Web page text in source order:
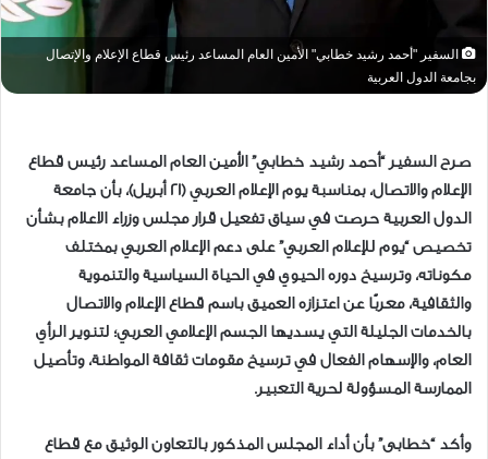
السفير "أحمد رشيد خطابي" الأمين العام المساعد رئيس قطاع الإعلام والإتصال
بجامعة الدول العربية
صرح السفير “أحمد رشيد خطابي” الأمين العام المساعد رئيس قطاع
الإعلام والاتصال، بمناسبة يوم الإعلام العربي (21 أبريل)، بأن جامعة
الدول العربية حرصت في سياق تفعيل قرار مجلس وزراء الاعلام بشأن
تخصيص “يوم للإعلام العربي” على دعم الإعلام العربي بمختلف
مكوناته، وترسيخ دوره الحيوي في الحياة السياسية والتنموية
والثقافية، معربًا عن اعتزازه العميق باسم قطاع الإعلام والاتصال
بالخدمات الجليلة التي يسديها الجسم الإعلامي العربي؛ لتنوير الرأي
العام، والإسهام الفعال في ترسيخ مقومات ثقافة المواطنة، وتأصيل
الممارسة المسؤولة لحرية التعبير.
وأكد “خطابى” بأن أداء المجلس المذكور بالتعاون الوثيق مع قطاع